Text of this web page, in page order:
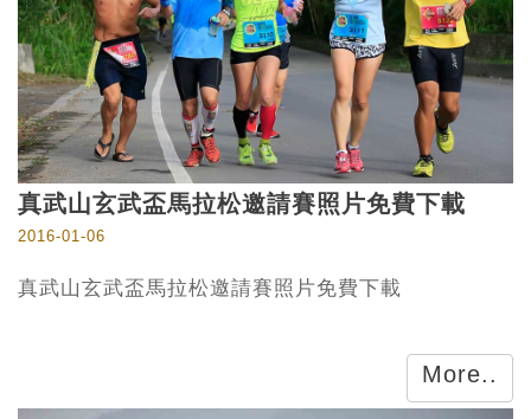
真武山玄武盃馬拉松邀請賽照片免費下載
2016-01-06
真武山玄武盃馬拉松邀請賽照片免費下載
More..